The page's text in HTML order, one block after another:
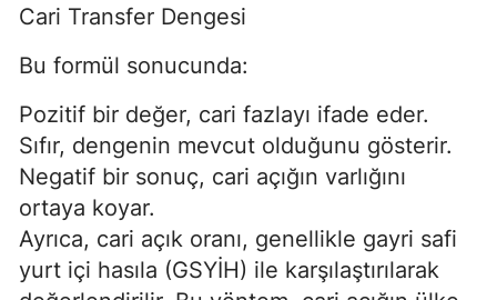
Cari Transfer Dengesi
Bu formül sonucunda:
Pozitif bir değer, cari fazlayı ifade eder.
Sıfır, dengenin mevcut olduğunu gösterir.
Negatif bir sonuç, cari açığın varlığını
ortaya koyar.
Ayrıca, cari açık oranı, genellikle gayri safi
yurt içi hasıla (GSYİH) ile karşılaştırılarak